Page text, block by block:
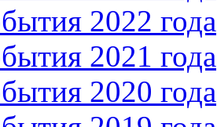
2022 года
2021 года
2020 года